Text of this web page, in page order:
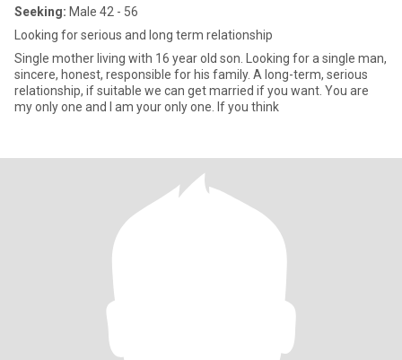
Seeking: Male 42 - 56
Looking for serious and long term relationship
Single mother living with 16 year old son. Looking for a single man,
sincere, honest, responsible for his family. A long-term, serious
relationship, if suitable we can get married if you want. You are
my only one and I am your only one. If you think